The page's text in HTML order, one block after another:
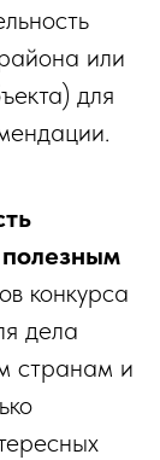
или
для
конкурса
дела
странам и